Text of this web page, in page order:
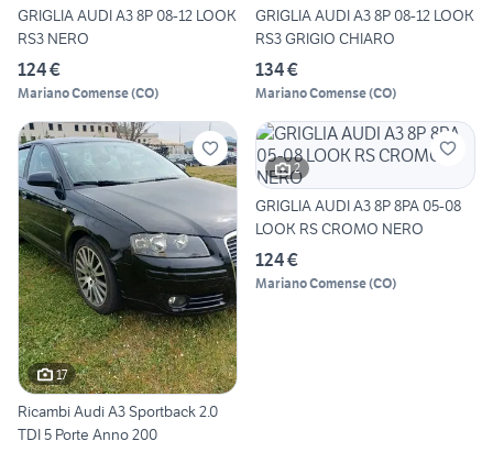
GRIGLIA AUDI A3 8P 08-12 LOOK
RS3 NERO
124 €
Mariano Comense(CO)
GRIGLIA AUDI A3 8P 08-12 LOOK
RS3 GRIGIO CHIARO
134 €
Mariano Comense(CO)
17
Ricambi Audi A3 Sportback 2.0
TDI 5 Porte Anno 200
2
GRIGLIA AUDI A3 8P 8PA 05-08
LOOK RS CROMO NERO
124 €
Mariano Comense(CO)